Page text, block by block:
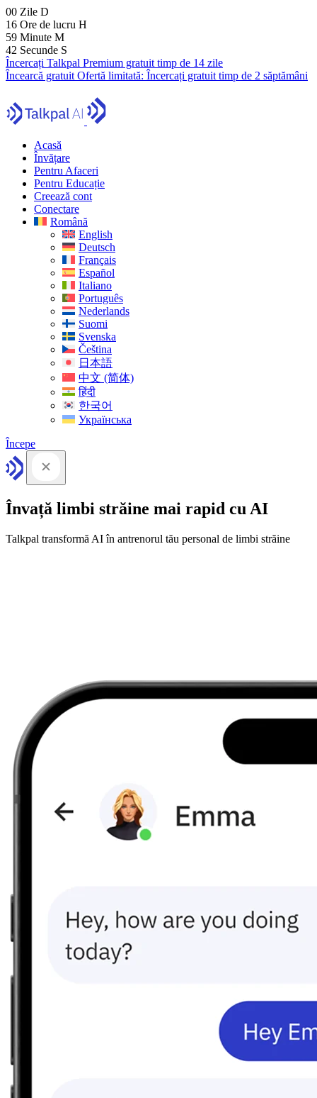
00 Zile D
16 Ore de lucru H
59 Minute M
41 Secunde S
Încercați Talkpal Premium gratuit timp de 14 zile
Încearcă gratuit Ofertă limitată: Încercați gratuit timp de 2 săptămâni
Acasă
Învățare
Pentru Afaceri
Pentru Educație
Creează cont
Conectare
Română
English
Deutsch
Français
Español
Italiano
Português
Nederlands
Suomi
Svenska
Čeština
日本語
中文 (简体)
हिंदी
한국어
Українська
Începe
Învață limbi străine mai rapid cu AI
Talkpal transformă AI în antrenorul tău personal de limbi străine